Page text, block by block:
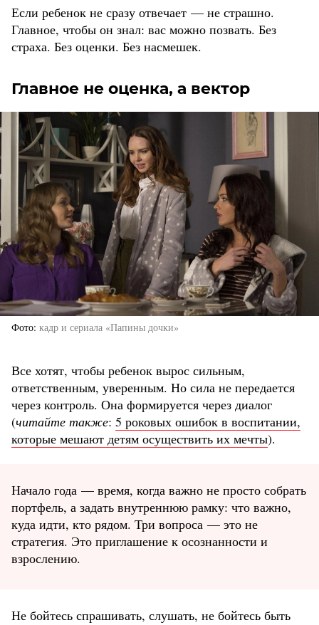
Если ребенок не сразу отвечает — не страшно.
Главное, чтобы он знал: вас можно позвать. Без
страха. Без оценки. Без насмешек.
Главное не оценка, а вектор
Фото кадр и сериала «Папины дочки»
Все хотят, чтобы ребенок вырос сильным,
ответственным, уверенным. Но сила не передается
через контроль. Она формируется через диалог
(читайте также: 5 роковых ошибок в воспитании,
которые мешают детям осуществить их мечты).
Начало года — время, когда важно не просто собрать
портфель, а задать внутреннюю рамку: что важно,
куда идти, кто рядом. Три вопроса — это не
стратегия. Это приглашение к осознанности и
взрослению.
Не бойтесь спрашивать, слушать, не бойтесь быть